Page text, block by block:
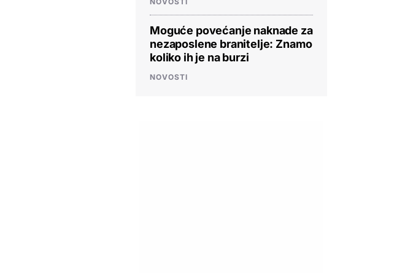
Moguće povećanje naknade za
nezaposlene branitelje: Znamo
koliko ih je na burzi
NOVOSTI